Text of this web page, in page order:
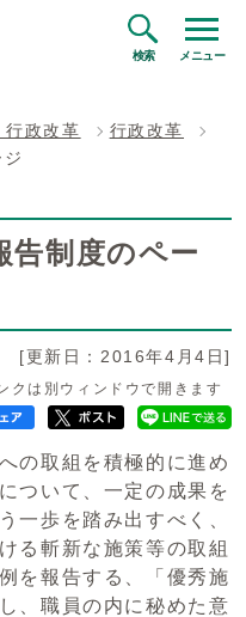
検索 メニュー
行政改革
行政改革
告制度のペー
[更新日：2016年4月4日]
クは別ウィンドウで開きます
の取組を積極的に進め
ついて、一定の成果を
一歩を踏み出すべく、
る斬新な施策等の取組
を報告する、「優秀施
、職員の内に秘めた意